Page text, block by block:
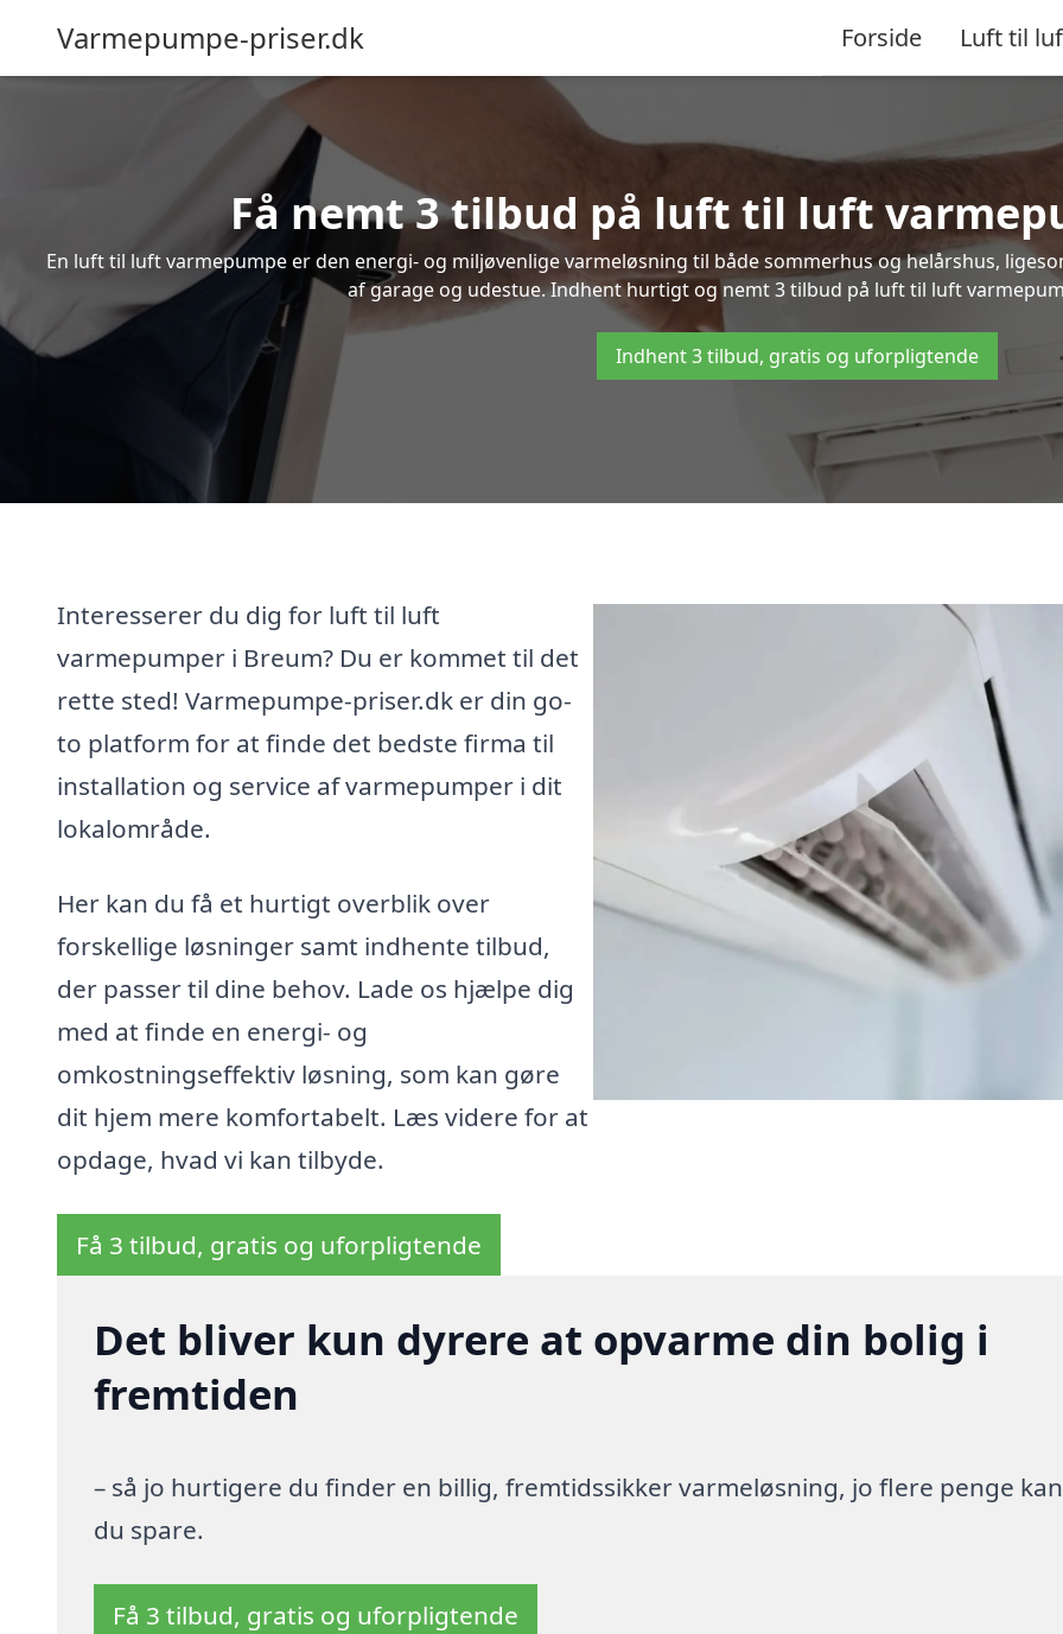
Varmepumpe-priser.dk Forside Luft til
Få nemt 3 tilbud på luft til luft
En luft til luft varmepumpe er den energi- og miljøvenlige varmeløsning til både sommerhus og helårshus,
af garage og udestue. Indhent hurtigt og nemt 3 tilbud på luft til luft
Indhent 3 tilbud, gratis og uforpligtende
Interesserer du dig for luft til luft
varmepumper i Breum? Du er kommet til det
rette sted! Varmepumpe-priser.dk er din go-
to platform for at finde det bedste firma til
installation og service af varmepumper i dit
lokalområde.
Her kan du få et hurtigt overblik over
forskellige løsninger samt indhente tilbud,
der passer til dine behov. Lade os hjælpe dig
med at finde en energi- og
omkostningseffektiv løsning, som kan gøre
dit hjem mere komfortabelt. Læs videre for at
opdage, hvad vi kan tilbyde.
Få 3 tilbud, gratis og uforpligtende
Det bliver kun dyrere at opvarme din bolig i
fremtiden
– så jo hurtigere du finder en billig, fremtidssikker varmeløsning, jo flere penge kan
du spare.
Få 3 tilbud, gratis og uforpligtende